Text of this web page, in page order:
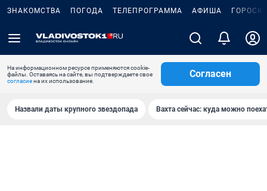
ЗНАКОМСТВА ПОГОДА ТЕЛЕПРОГРАММА АФИША
На информационном ресурсе применяются cookie-
файлы. Оставаясь на сайте, вы подтверждаете свое
согласиена их использование.
Согласен
Назвали даты крупного звездопада Вахта сейчас: куда можно